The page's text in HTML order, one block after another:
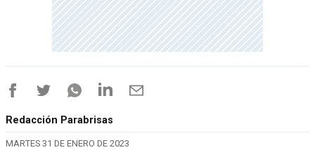
Redacción Parabrisas
MARTES 31 DE ENERO DE 2023